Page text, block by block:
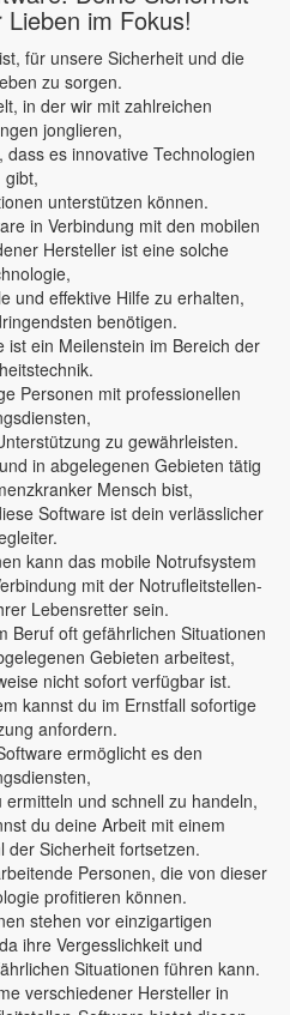
im Fokus!
für unsere Sicherheit und die
zu sorgen.
in der wir mit zahlreichen
jonglieren,
es innovative Technologien
gibt,
unterstützen können.
in Verbindung mit den mobilen
Hersteller ist eine solche
und effektive Hilfe zu erhalten,
benötigen.
ist ein Meilenstein im Bereich der
Personen mit professionellen
zu gewährleisten.
in abgelegenen Gebieten tätig
Mensch bist,
Software ist dein verlässlicher
kann das mobile Notrufsystem
mit der Notrufleitstellen-
Lebensretter sein.
Beruf oft gefährlichen Situationen
Gebieten arbeitest,
nicht sofort verfügbar ist.
kannst du im Ernstfall sofortige
anfordern.
ermöglicht es den
und schnell zu handeln,
du deine Arbeit mit einem
der Sicherheit fortsetzen.
Personen, die von dieser
profitieren können.
stehen vor einzigartigen
ihre Vergesslichkeit und
Situationen führen kann.
verschiedener Hersteller in